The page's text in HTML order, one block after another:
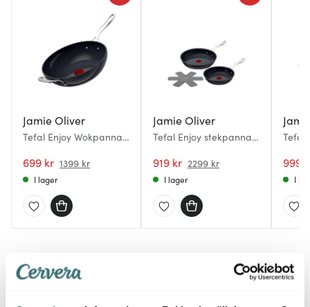
Jamie Oliver
Tefal Enjoy Wokpanna
699 kr 1399 kr
I lager
Jamie Oliver
Tefal Enjoy stekpanna 2
keramisk beläggning
919 kr 2299 kr
I lager
Tefal
26 cm
999
I
Du kanske också gillar